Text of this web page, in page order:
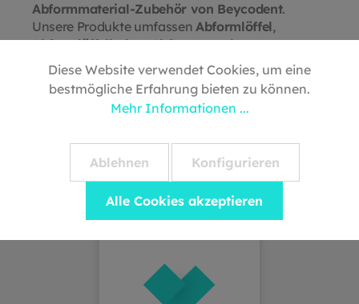
Abformmaterial-Zubehör von Beycodent.
Unsere Produkte umfassen Abformlöffel,
Abformlöffelhalter,Abformspatel,
Abformmaterial-Behälter
, Abformmaterial-
DesinfektionsmittelundHygieneetiketten .Mit
diesen Hilfsmitteln gewährleisten Sie eine präzise
und hygienische Abformung Ihrer Patienten
Jetzt Beycodent-Abformmaterial-Zubehör
entdecken und Ihre Praxisabläufe optimieren!
Diese Website verwendet Cookies, um eine
bestmögliche Erfahrung bieten zu können.
Mehr Informationen ...
Ablehnen Konfigurieren
Alle Cookies akzeptieren